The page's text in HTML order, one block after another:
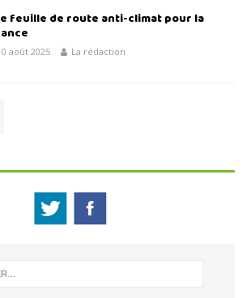
feuille de route anti-climat pour la
août 2025 La rédaction